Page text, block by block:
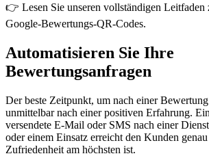
👉 Lesen Sie unseren vollständigen Leitfaden
Google-Bewertungs-QR-Codes.
Automatisieren Sie Ihre
Bewertungsanfragen
Der beste Zeitpunkt, um nach einer
unmittelbar nach einer positiven Erfahrung.
versendete E-Mail oder SMS nach einer
oder einem Einsatz erreicht den Kunden
Zufriedenheit am höchsten ist.